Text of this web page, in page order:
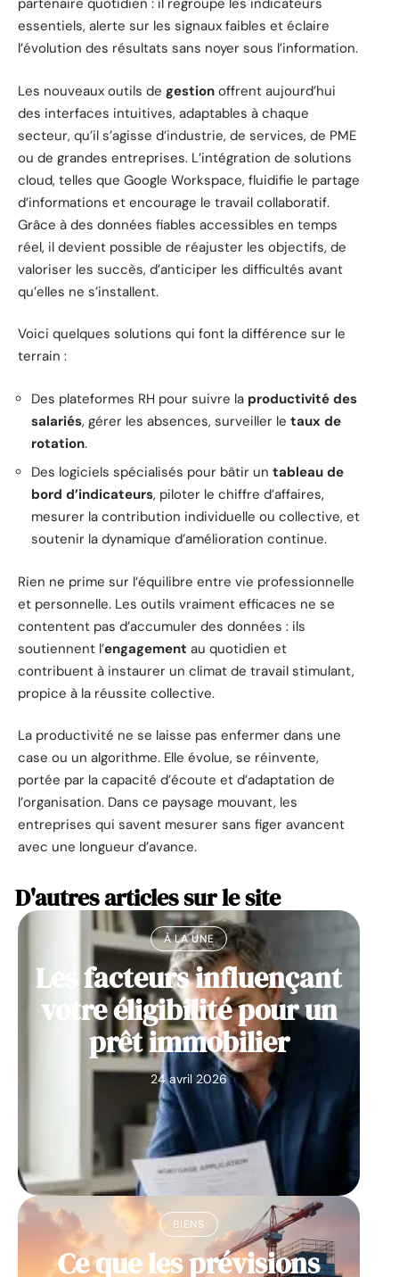
partenaire quotidien : il regroupe les indicateurs
essentiels, alerte sur les signaux faibles et éclaire
l’évolution des résultats sans noyer sous l’information.
Les nouveaux outils de gestion offrent aujourd’hui
des interfaces intuitives, adaptables à chaque
secteur, qu’il s’agisse d’industrie, de services, de PME
ou de grandes entreprises. L’intégration de solutions
cloud, telles que Google Workspace, fluidifie le partage
d’informations et encourage le travail collaboratif.
Grâce à des données fiables accessibles en temps
réel, il devient possible de réajuster les objectifs, de
valoriser les succès, d’anticiper les difficultés avant
qu’elles ne s’installent.
Voici quelques solutions qui font la différence sur le
terrain :
Des plateformes RH pour suivre la productivité des
salariés, gérer les absences, surveiller le taux de
rotation.
Des logiciels spécialisés pour bâtir un tableau de
bord d’indicateurs, piloter le chiffre d’affaires,
mesurer la contribution individuelle ou collective, et
soutenir la dynamique d’amélioration continue.
Rien ne prime sur l’équilibre entre vie professionnelle
et personnelle. Les outils vraiment efficaces ne se
contentent pas d’accumuler des données : ils
soutiennent l’engagement au quotidien et
contribuent à instaurer un climat de travail stimulant,
propice à la réussite collective.
La productivité ne se laisse pas enfermer dans une
case ou un algorithme. Elle évolue, se réinvente,
portée par la capacité d’écoute et d’adaptation de
l’organisation. Dans ce paysage mouvant, les
entreprises qui savent mesurer sans figer avancent
avec une longueur d’avance.
D'autres articles sur le site
À LA UNE
Les facteurs influençant
votre éligibilité pour un
prêt immobilier
24 avril 2026
BIENS
Ce que les prévisions